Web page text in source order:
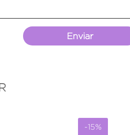
Enviar
-15%